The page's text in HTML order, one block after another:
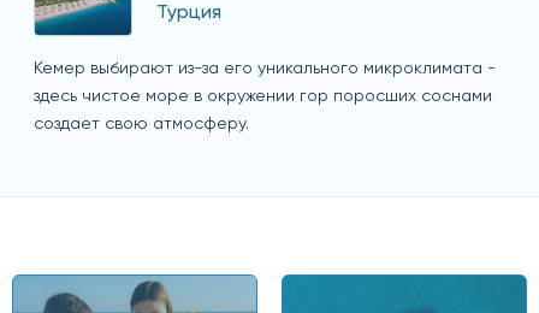
Турция
Кемер выбирают из-за его уникального микроклимата -
здесь чистое море в окружении гор поросших соснами
создает свою атмосферу.